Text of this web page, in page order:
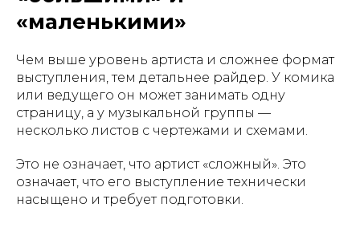
«маленькими»
Чем выше уровень артиста и сложнее формат
выступления, тем детальнее райдер. У комика
или ведущего он может занимать одну
страницу, а у музыкальной группы —
несколько листов с чертежами и схемами.
Это не означает, что артист «сложный». Это
означает, что его выступление технически
насыщено и требует подготовки.